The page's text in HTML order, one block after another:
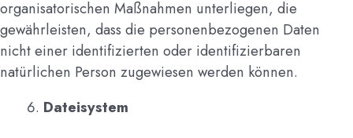
organisatorischen Maßnahmen unterliegen, die
gewährleisten, dass die personenbezogenen Daten
nicht einer identifizierten oder identifizierbaren
natürlichen Person zugewiesen werden können.
Dateisystem